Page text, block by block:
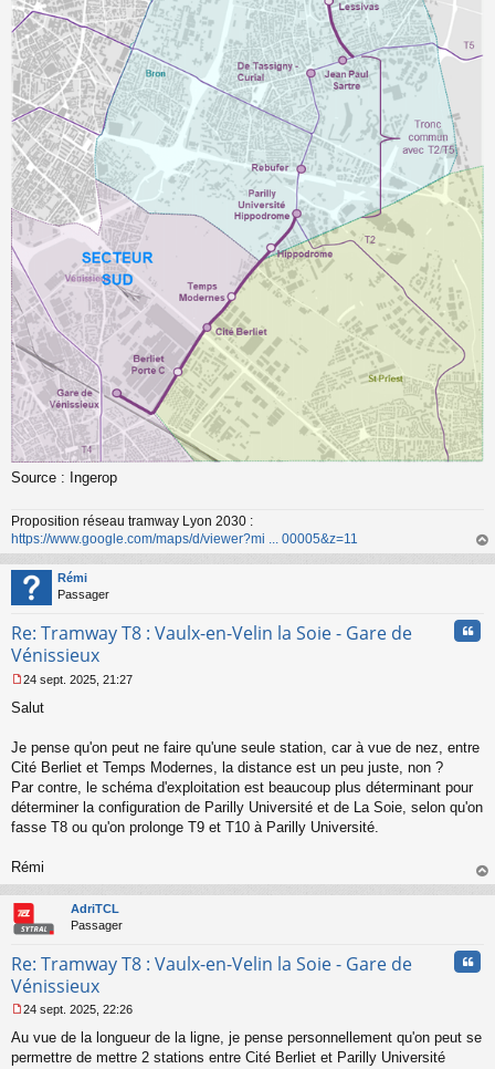
Source : Ingerop
Proposition réseau tramway Lyon 2030 :
https://www.google.com/maps/d/viewer?mi ... 00005&z=11
au
Rémi
Passager
Re: Tramway T8 : Vaulx-en-Velin la Soie - Gare de
Vénissieux
e
g
e
n
o
u
24 sept. 2025, 21:27
Salut
Je pense qu'on peut ne faire qu'une seule station, car à vue de nez, entre
Cité Berliet et Temps Modernes, la distance est un peu juste, non ?
Par contre, le schéma d'exploitation est beaucoup plus déterminant pour
déterminer la configuration de Parilly Université et de La Soie, selon qu'on
fasse T8 ou qu'on prolonge T9 et T10 à Parilly Université.
Rémi
au
AdriTCL
Passager
Re: Tramway T8 : Vaulx-en-Velin la Soie - Gare de
Vénissieux
e
s
24 sept. 2025, 22:26
Au vue de la longueur de la ligne, je pense personnellement qu'on peut se
permettre de mettre 2 stations entre Cité Berliet et Parilly Université